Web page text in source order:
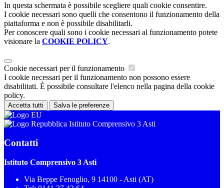
In questa schermata è possibile scegliere quali cookie consentire.
I cookie necessari sono quelli che consentono il funzionamento della
piattaforma e non è possibile disabilitarli.
Per conoscere quali sono i cookie necessari al funzionamento potete
visionare la COOKIE POLICY.
Cookie necessari per il funzionamento
I cookie necessari per il funzionamento non possono essere
disabilitati. È possibile consultare l'elenco nella pagina della cookie
policy.
Accetta tutti Salva le preferenze
Istituto Comprensivo 3 Asti
Contatti
Istituto Comprensivo 3 Asti
Via Beppe Fenoglio, 9 14100 - Asti (AT)